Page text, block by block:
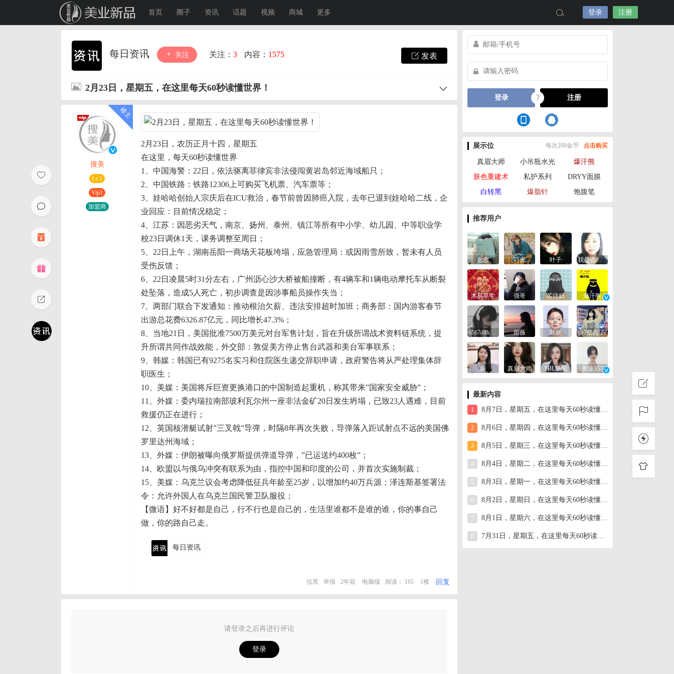
首页 圈子 资讯 话题 视频 商城 更多 登录 注册
每日资讯 关注 关注： 3 内容： 1575 发表
2月23日，星期五，在这里每天60秒读懂世界！
搜美
Lv.1
Vip1
加盟商
2月23日，农历正 月十四，星期五
在这里，每天60秒读懂世界
1、中国海警：22日，依法驱离菲律宾非法侵闯黄岩岛邻近海域船只；
2、中国铁路：铁路12306上可购买飞机票、汽车票等；
3、娃哈哈创始人宗庆后在ICU救治，春节前曾因肺癌入院，去年已退到娃哈哈二线，企
业回应：目前情况稳定；
4、江苏：因恶劣天气，南京、扬州、泰州、镇江等所有中小学、幼儿园、中等职业学
校23日调休1天，课务调整至周日；
5、22日上午，湖南岳阳一商场天花板垮塌，应急管理局：或因雨雪所致，暂未有人员
受伤反馈；
6、22日凌晨5时31分左右，广州沥心沙大桥被船撞断，有4辆车和1辆电动摩托车从断裂
处坠落，造成5人死亡，初步调查是因涉事船员操作失当；
7、两部门联合下发通知：推动根治欠薪、违法安排超时加班；商务部：国内游客春节
出游总花费6326.87亿元，同比增长47.3%；
8、当地21日，美国批准7500万美元对台军售计划，旨在升级所谓战术资料链系统，提
升所谓共同作战效能，外交部：敦促美方停止售台武器和美台军事联系；
9、韩媒：韩国已有9275名实习和住院医生递交辞职申请，政府警告将从严处理集体辞
职医生；
10、美媒：美国将斥巨资更换港口的中国制造起重机，称其带来”国家安全威胁”；
11、外媒：委内瑞拉南部玻利瓦尔州一座非法金矿20日发生坍塌，已致23人遇难，目前
救援仍正在进行；
12、英国核潜艇试射”三叉戟”导弹，时隔8年再次失败，导弹落入距试射点不远的美国佛
罗里达州海域；
13、外媒：伊朗被曝向俄罗斯提供弹道导弹，”已运送约400枚”；
14、欧盟以与俄乌冲突有联系为由，指控中国和印度的公司，并首次实施制裁；
15、美媒：乌克兰议会考虑降低征兵年龄至25岁，以增加约40万兵源；泽连斯基签署法
令：允许外国人在乌克兰国民警卫队服役；
【微语】好不好都是自己，行不行也是自己的，生活里谁都不是谁的谁，你的事自己
做，你的路自己走。
每日资讯
拉黑 举报 2年前 电脑端 阅读： 165 1楼 回复
请登录之后再进行评论
登录
登录 ? 注册
展示位 每次200金币 点击购买
真眉大师 小吊瓶水光
爆汗熊
肤色重建术
私护系列
DRYY面膜
白转黑
爆脂针 饱腹笔
推荐用户
念念 巧虎 叶子 我是否已经忘记你
木易草牛 强哥 芯诗妍 爆汗熊
6567d8be2b19 雨薇 简欣 少7亿点了.
娴 真眉大师 TBL杨阳 美业357
最新内容
1 8月7日，星期五，在这里每天60秒读懂世界！
2 8月6日，星期四，在这里每天60秒读懂世界！
3 8月5日，星期三，在这里每天60秒读懂世界！
4 8月4日，星期二，在这里每天60秒读懂世界！
5 8月3日，星期一，在这里每天60秒读懂世界！
6 8月2日，星期日，在这里每天60秒读懂世界！
7 8月1日，星期六，在这里每天60秒读懂世界！
7月31日，星期五，在这里每天60秒读懂世界！